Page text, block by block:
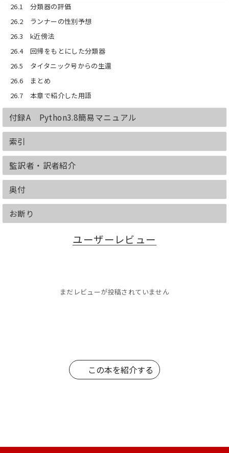
26.1 分類器の評価
26.2 ランナーの性別予想
26.3 k近傍法
26.4 回帰をもとにした分類器
26.5 タイタニック号からの生還
26.6 まとめ
26.7 本章で紹介した用語
付録A Python3.8簡易マニュアル
索引
監訳者・訳者紹介
奥付
お断り
ユーザーレビュー
まだレビューが投稿されていません
この本を紹介する